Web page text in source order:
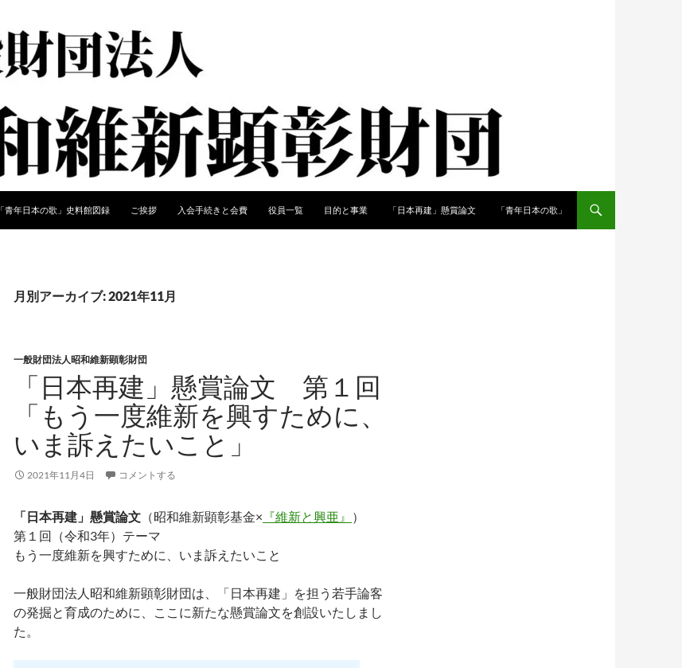
「青年日本の歌」史料館図録 ご挨拶 入会手続きと会費 役員一覧 目的と事業 「日本再建」懸賞論文 「青年日本の歌」
月別アーカイブ: 2021年11月
一般財団法人昭和維新顕彰財団
「日本再建」懸賞論文 第１回
「もう一度維新を興すために、
いま訴えたいこと」
2021年11月4日 コメントする
「日本再建」懸賞論文 （昭和維新顕彰基金× 『維新と興亜』 ）
第１回（令和3年）テーマ
もう一度維新を興すために、いま訴えたいこと
一般財団法人昭和維新顕彰財団は、「日本再建」を担う若手論客
の発掘と育成のために、ここに新たな懸賞論文を創設いたしまし
た。